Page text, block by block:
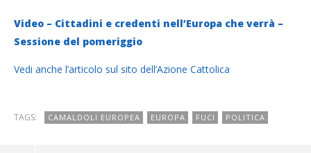
Video – Cittadini e credenti nell’Europa che verrà –
Sessione del pomeriggio
Vedi anche l’articolo sul sito dell’Azione Cattolica
TAGS: CAMALDOLI EUROPEA EUROPA FUCI POLITICA